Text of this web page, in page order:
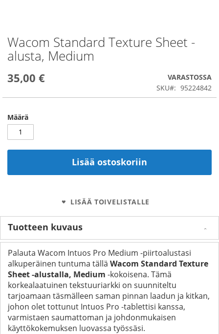
Wacom Standard Texture Sheet -
alusta, Medium
35,00 €
VARASTOSSA
SKU
95224842
Määrä
Lisää ostoskoriin
LISÄÄ TOIVELISTALLE
Skip
to
the
of
Tuotteen kuvaus
Palauta Wacom Intuos Pro Medium -piirtoalustasi
alkuperäinen tuntuma tällä Wacom Standard Texture
Sheet -alustalla, Medium -kokoisena. Tämä
korkealaatuinen tekstuuriarkki on suunniteltu
tarjoamaan täsmälleen saman pinnan laadun ja kitkan,
johon olet tottunut Intuos Pro -tablettisi kanssa,
varmistaen saumattoman ja johdonmukaisen
käyttökokemuksen luovassa työssäsi.